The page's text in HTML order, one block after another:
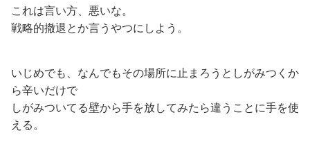
これは言い方、悪いな。
戦略的撤退とか言うやつにしよう。
いじめでも、なんでもその場所に止まろうとしがみつくか
ら辛いだけで
しがみついてる壁から手を放してみたら違うことに手を使
える。